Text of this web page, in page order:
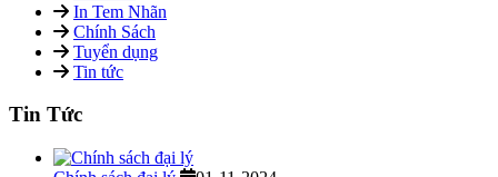
In Tem Nhãn
Chính Sách
Tuyển dụng
Tin tức
Tin Tức